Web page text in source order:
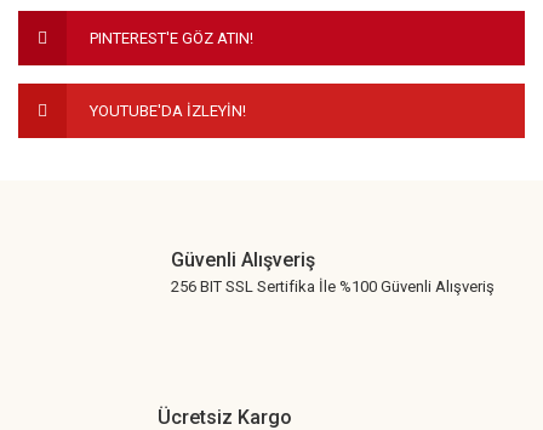
Ürün fiyatı diğer sitelerden daha pahalı.
Bu ürüne benzer farklı alternatifler olmalı.
PINTEREST'E GÖZ ATIN!
YOUTUBE'DA İZLEYİN!
Güvenli Alışveriş
256 BIT SSL Sertifika İle %100 Güvenli Alışveriş
Ücretsiz Kargo